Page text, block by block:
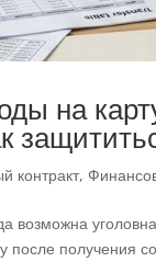
на
контракт,
возможна
получения